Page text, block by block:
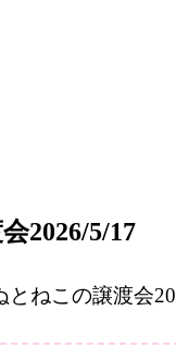
2026/5/17
とねこの譲渡会